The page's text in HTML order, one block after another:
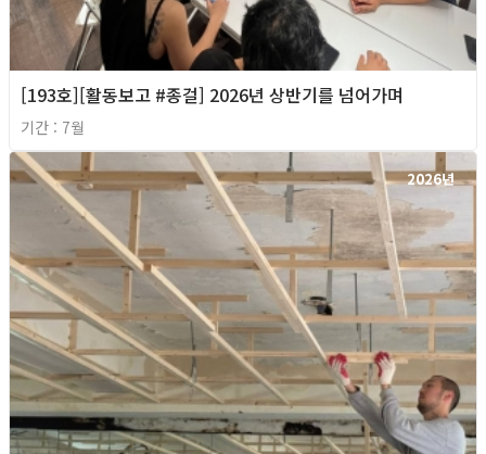
[193호][활동보고 #종걸] 2026년 상반기를 넘어가며
기간 : 7월
2026년